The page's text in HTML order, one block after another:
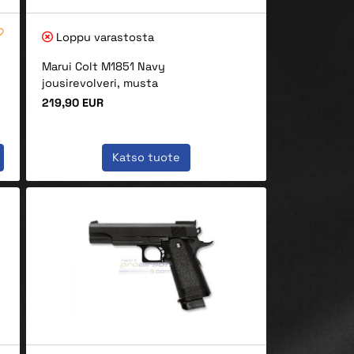
Loppu varastosta
Marui Colt M1851 Navy
jousirevolveri, musta
Hinta
219,90 EUR
Katso tuote